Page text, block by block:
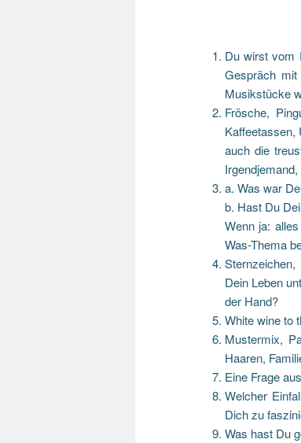
Du wirst vom
Gespräch
Musikstücke
Frösche,
auch die
a. Was war
b. Hast Du
Wenn ja:
Was-Thema
Dein Leben
der Hand?
White wine to
Mustermix,
Haaren,
Eine Frage
Welcher
Dich zu
Was hast Du